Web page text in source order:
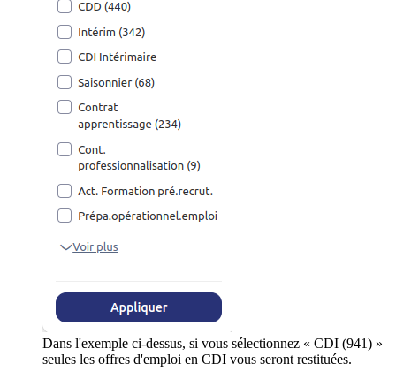
Dans l'exemple ci-dessus, si vous sélectionnez « CDI (941) »
seules les offres d'emploi en CDI vous seront restituées.